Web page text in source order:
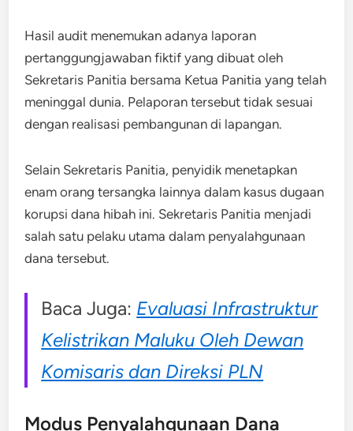
Hasil audit menemukan adanya laporan
pertanggungjawaban fiktif yang dibuat oleh
Sekretaris Panitia bersama Ketua Panitia yang telah
meninggal dunia. Pelaporan tersebut tidak sesuai
dengan realisasi pembangunan di lapangan.
Selain Sekretaris Panitia, penyidik menetapkan
enam orang tersangka lainnya dalam kasus dugaan
korupsi dana hibah ini. Sekretaris Panitia menjadi
salah satu pelaku utama dalam penyalahgunaan
dana tersebut.
Baca Juga: Evaluasi Infrastruktur
Kelistrikan Maluku Oleh Dewan
Komisaris dan Direksi PLN
Modus Penyalahgunaan Dana